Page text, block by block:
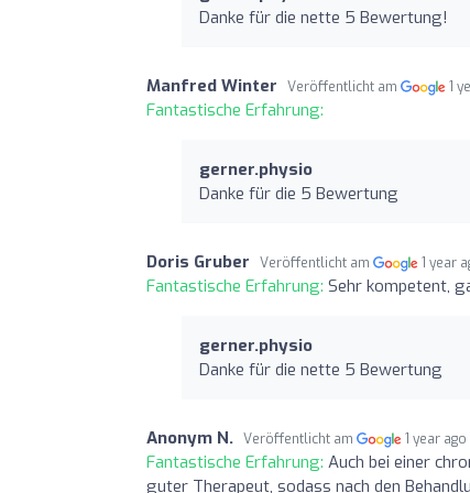
Danke für die nette 5 Bewertung!
Manfred Winter Veröffentlicht am 1
Fantastische Erfahrung:
gerner.physio
Danke für die 5 Bewertung
Doris Gruber Veröffentlicht am 1 year
Fantastische Erfahrung: Sehr kompetent,
gerner.physio
Danke für die nette 5 Bewertung
Anonym N. Veröffentlicht am 1 year ago
Fantastische Erfahrung: Auch bei einer
guter Therapeut, sodass nach den